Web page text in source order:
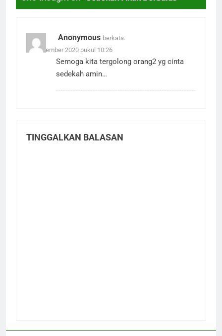
Anonymous berkata:
10 November 2020 pukul 10:26
Semoga kita tergolong orang2 yg cinta
sedekah amin…
TINGGALKAN BALASAN